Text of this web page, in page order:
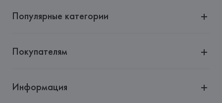
(Barcelona),
Популярные категории
Покупателям
Информация